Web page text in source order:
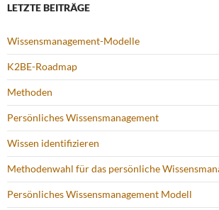
LETZTE BEITRÄGE
Wissensmanagement-Modelle
K2BE-Roadmap
Methoden
Persönliches Wissensmanagement
Wissen identifizieren
Methodenwahl für das persönliche
Persönliches Wissensmanagement Modell